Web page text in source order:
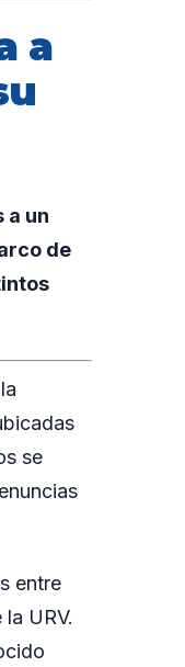
a
a un
de
se
entre
URV.